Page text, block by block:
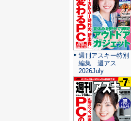
週刊アスキー特別
編集 週アス
2026July